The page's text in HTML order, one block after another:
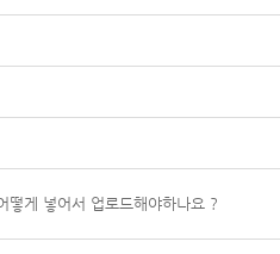
떻게 넣어서 업로드해야하나요 ?